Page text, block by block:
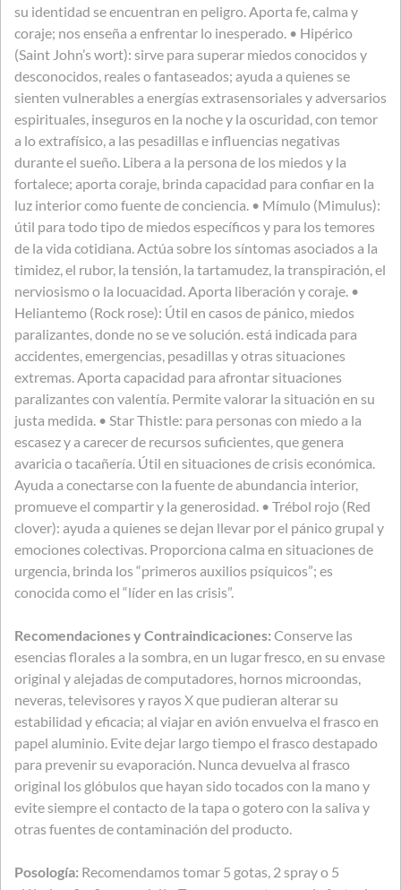
su identidad se encuentran en peligro. Aporta fe, calma y
coraje; nos enseña a enfrentar lo inesperado. • Hipérico
(Saint John’s wort): sirve para superar miedos conocidos y
desconocidos, reales o fantaseados; ayuda a quienes se
sienten vulnerables a energías extrasensoriales y adversarios
espirituales, inseguros en la noche y la oscuridad, con temor
a lo extrafísico, a las pesadillas e influencias negativas
durante el sueño. Libera a la persona de los miedos y la
fortalece; aporta coraje, brinda capacidad para confiar en la
luz interior como fuente de conciencia. • Mímulo (Mimulus):
útil para todo tipo de miedos específicos y para los temores
de la vida cotidiana. Actúa sobre los síntomas asociados a la
timidez, el rubor, la tensión, la tartamudez, la transpiración, el
nerviosismo o la locuacidad. Aporta liberación y coraje. •
Heliantemo (Rock rose): Útil en casos de pánico, miedos
paralizantes, donde no se ve solución. está indicada para
accidentes, emergencias, pesadillas y otras situaciones
extremas. Aporta capacidad para afrontar situaciones
paralizantes con valentía. Permite valorar la situación en su
justa medida. • Star Thistle: para personas con miedo a la
escasez y a carecer de recursos suficientes, que genera
avaricia o tacañería. Útil en situaciones de crisis económica.
Ayuda a conectarse con la fuente de abundancia interior,
promueve el compartir y la generosidad. • Trébol rojo (Red
clover): ayuda a quienes se dejan llevar por el pánico grupal y
emociones colectivas. Proporciona calma en situaciones de
urgencia, brinda los “primeros auxilios psíquicos”; es
conocida como el “líder en las crisis”.
Recomendaciones y Contraindicaciones: Conserve las
esencias florales a la sombra, en un lugar fresco, en su envase
original y alejadas de computadores, hornos microondas,
neveras, televisores y rayos X que pudieran alterar su
estabilidad y eficacia; al viajar en avión envuelva el frasco en
papel aluminio. Evite dejar largo tiempo el frasco destapado
para prevenir su evaporación. Nunca devuelva al frasco
original los glóbulos que hayan sido tocados con la mano y
evite siempre el contacto de la tapa o gotero con la saliva y
otras fuentes de contaminación del producto.
Posología: Recomendamos tomar 5 gotas, 2 spray o 5